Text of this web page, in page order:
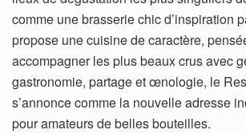
comme une brasserie chic d’inspiration
propose une cuisine de caractère,
accompagner les plus beaux crus avec
gastronomie, partage et œnologie, le
s’annonce comme la nouvelle adresse
pour amateurs de belles bouteilles.